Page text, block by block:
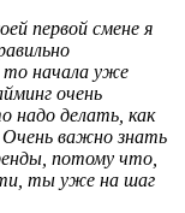
первой смене я
то начала уже
очень
надо делать, как
важно знать
потому что,
ты уже на шаг